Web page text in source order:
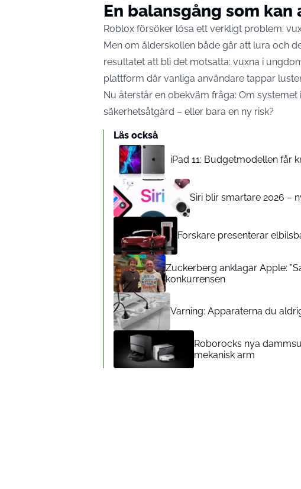
En balansgång som kan
Roblox försöker lösa ett verkligt problem:
Men om ålderskollen både går att lura och
resultatet att bli det motsatta: vuxna i
plattform där vanliga användare tappar
Nu återstår en obekväm fråga: Om
säkerhetsåtgärd – eller bara en ny risk?
Läs också
iPad 11: Budgetmodellen får
Siri blir smartare 2026 –
Forskare presenterar
Zuckerberg anklagar Apple:
konkurrensen
Varning: Apparaterna du
Roborocks nya
mekanisk arm